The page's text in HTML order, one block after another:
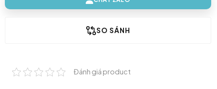
Đánh giá product
SO SÁNH